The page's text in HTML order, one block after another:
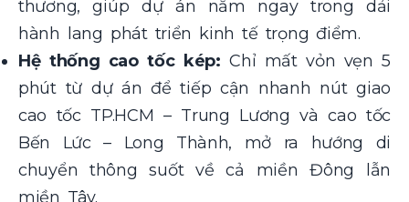
thương, giúp dự án nằm ngay trong dải
hành lang phát triển kinh tế trọng điểm.
Hệ thống cao tốc kép: Chỉ mất vỏn vẹn 5
phút từ dự án để tiếp cận nhanh nút giao
cao tốc TP.HCM – Trung Lương và cao tốc
Bến Lức – Long Thành, mở ra hướng di
chuyển thông suốt về cả miền Đông lẫn
miền Tây.